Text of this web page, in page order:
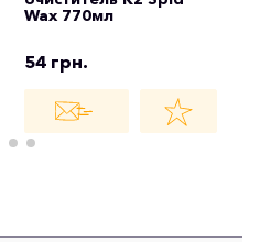
Wax 770мл
54 грн.